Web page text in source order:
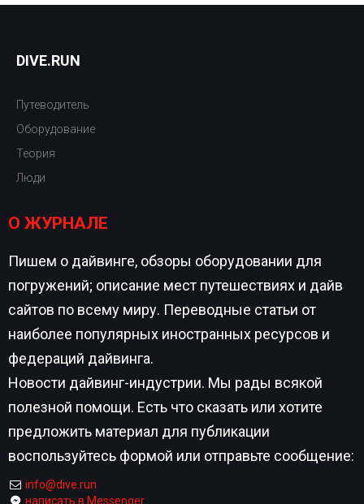
DIVE.RUN
Путеводитель
Оборудование
Теория
Люди
О ЖУРНАЛЕ
Пишем о дайвинге, обзоры оборудовании для
погружений; описание мест путешествиях и дайв
сайтов по всему миру. Переводные статьи от
наиболее популярных иностранных ресурсов и
федераций дайвинга.
Новости дайвинг-индустрии. Мы рады всякой
полезной помощи. Есть что сказать или хотите
предложить материал для публикации
воспользуйтесь формой или отправьте сообщение:
info@dive.run
написать в Messenger